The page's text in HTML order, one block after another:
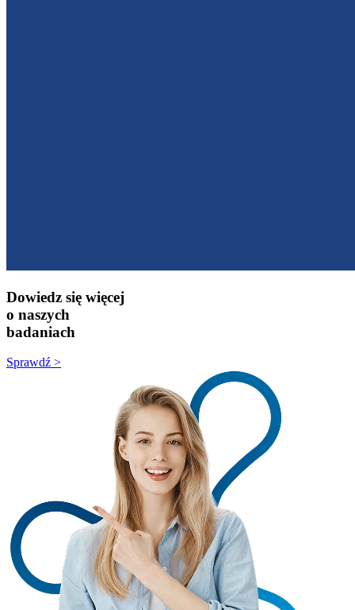
Dowiedz się więcej
o naszych
badaniach
Sprawdź >